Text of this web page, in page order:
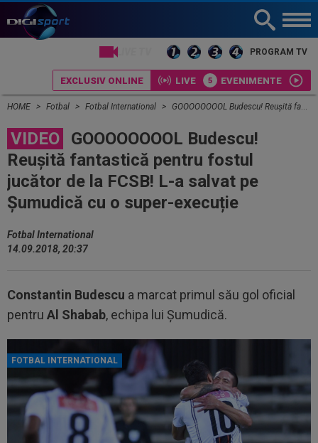
PROGRAM TV
EXCLUSIV ONLINE LIVE EVENIMENTE
HOME Fotbal Fotbal International GOOOOOOOOL Budescu! Reușită fantastică pentru fostul jucător de la FCSB! L-a salvat pe Șumudică cu o super-execuție
VIDEO
GOOOOOOOOL Budescu!
Reușită fantastică pentru fostul
jucător de la FCSB! L-a salvat pe
Șumudică cu o super-execuție
Fotbal International
14.09.2018, 20:37
Constantin Budescu a marcat primul său gol oficial
pentru Al Shabab, echipa lui Șumudică.
FOTBAL INTERNATIONAL